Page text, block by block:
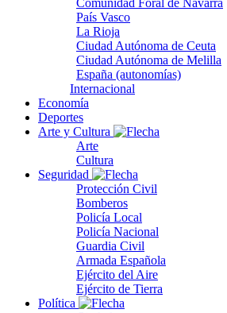
Comunidad Foral de Navarra
País Vasco
La Rioja
Ciudad Autónoma de Ceuta
Ciudad Autónoma de Melilla
España (autonomías)
Internacional
Economía
Deportes
Arte y Cultura
Arte
Cultura
Seguridad
Protección Civil
Bomberos
Policía Local
Policía Nacional
Guardia Civil
Armada Española
Ejército del Aire
Ejército de Tierra
Política